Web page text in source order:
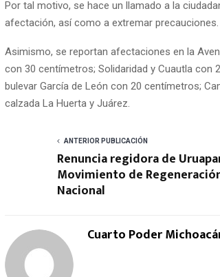
Por tal motivo, se hace un llamado a la
afectación, así como a extremar precauciones.
Asimismo, se reportan afectaciones en la
con 30 centímetros; Solidaridad y Cuautla con
bulevar García de León con 20 centímetros;
calzada La Huerta y Juárez.
ANTERIOR PUBLICACIÓN
Renuncia regidora de
Movimiento de
Nacional
Cuarto Poder